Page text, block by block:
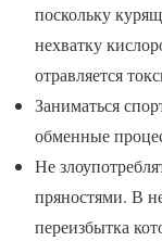
поскольку
нехватку
отравляется
Заниматься
обменные
Не
пряностями. В
переизбытка